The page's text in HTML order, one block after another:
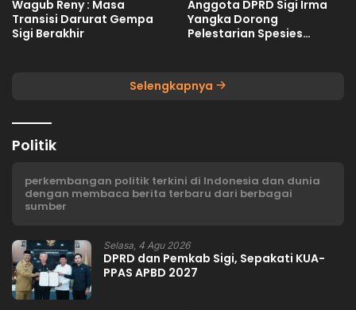
Wagub Reny : Masa
Transisi Darurat Gempa
Sigi Berakhir
Anggota DPRD Sigi Irma
Yangka Dorong
Pelestarian Spesies
Selengkapnya
Politik
perkembangan politik terkini di Indonesia dan dunia
dengan membaca berita terbaru dari berbagai
sumber
Selasa, 4 Agu 2026
DPRD dan Pemkab Sigi, Sepakati KUA-
PPAS APBD 2027